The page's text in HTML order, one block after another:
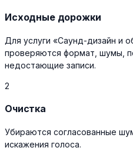
Исходные дорожки
Для услуги «Саунд-дизайн и
проверяются формат, шумы,
недостающие записи.
2
Очистка
Убираются согласованные
искажения голоса.